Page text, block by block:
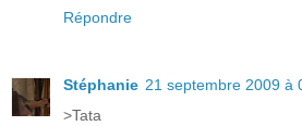
Répondre
Stéphanie 21 septembre 2009 à
>Tata